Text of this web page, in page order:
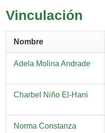
Vinculación
Nombre
Nombre
Adela Molina Andrade
Nombre
Charbel Niño El-Hani
Nombre
Norma Constanza